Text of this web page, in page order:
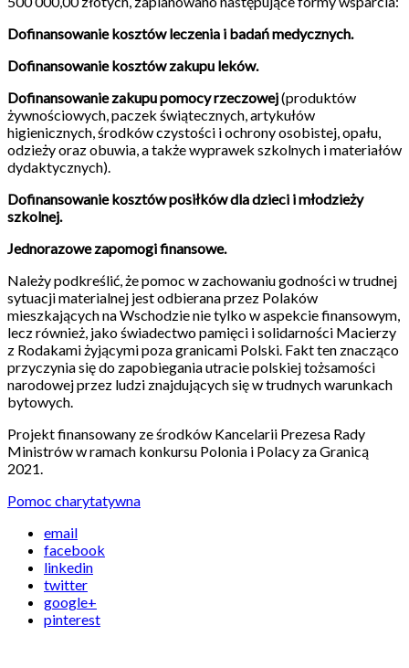
Dofinansowanie kosztów leczenia i badań medycznych.
Dofinansowanie kosztów zakupu leków.
Dofinansowanie zakupu pomocy rzeczowej(produktów
żywnościowych, paczek świątecznych, artykułów
higienicznych, środków czystości i ochrony osobistej, opału,
odzieży oraz obuwia, a także wyprawek szkolnych i materiałów
dydaktycznych).
Dofinansowanie kosztów posiłków dla dzieci i młodzieży
szkolnej.
Jednorazowe zapomogi finansowe.
Należy podkreślić, że pomoc w zachowaniu godności w trudnej
sytuacji materialnej jest odbierana przez Polaków
mieszkających na Wschodzie nie tylko w aspekcie finansowym,
lecz również, jako świadectwo pamięci i solidarności Macierzy
z Rodakami żyjącymi poza granicami Polski. Fakt ten znacząco
przyczynia się do zapobiegania utracie polskiej tożsamości
narodowej przez ludzi znajdujących się w trudnych warunkach
bytowych.
Projekt finansowany ze środków Kancelarii Prezesa Rady
Ministrów w ramach konkursu Polonia i Polacy za Granicą
2021.
Pomoc charytatywna
email
facebook
linkedin
twitter
google+
pinterest